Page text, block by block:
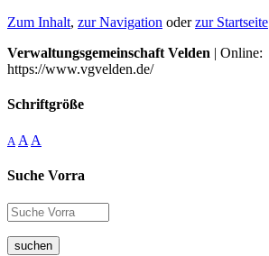
Zum Inhalt, zur Navigation oderzur Startseite
Verwaltungsgemeinschaft Velden | Online:
https://www.vgvelden.de/
Schriftgröße
A A A
Suche Vorra
suchen